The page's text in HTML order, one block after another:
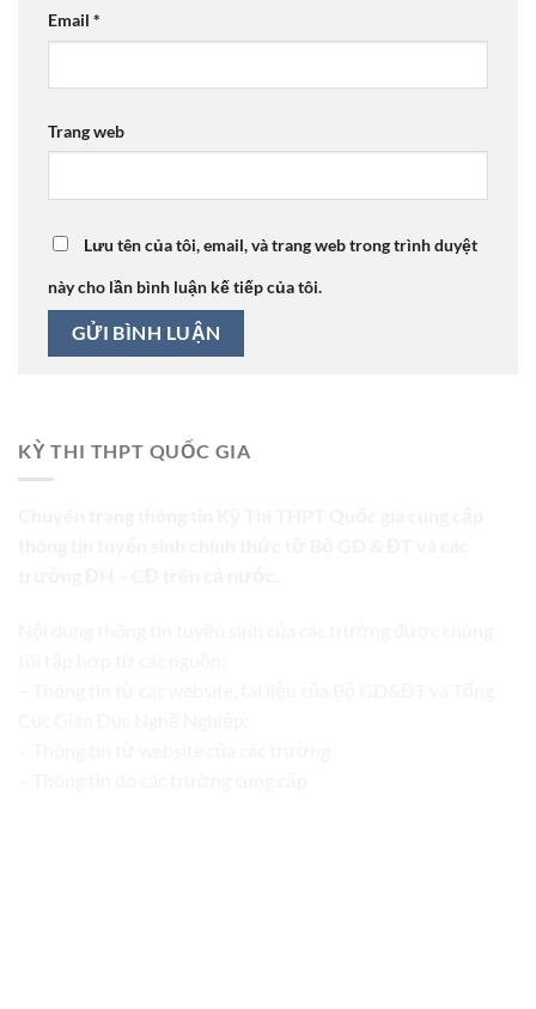
Email *
Trang web
Lưu tên của tôi, email, và trang web trong trình duyệt
này cho lần bình luận kế tiếp của tôi.
KỲ THI THPT QUỐC GIA